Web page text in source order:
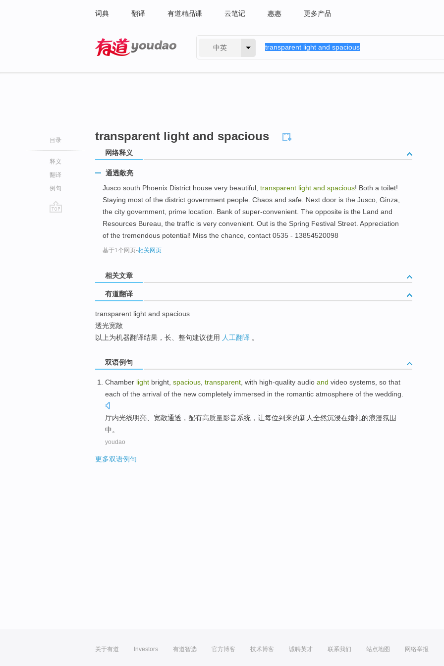
词典 翻译 有道精品课 云笔记 惠惠 更多产品
中英
目录
释义
翻译
例句
transparent light and spacious
网络释义
通透敞亮
Jusco south Phoenix District house very beautiful, transparent light and spacious! Both a toilet!
Staying most of the district government people. Chaos and safe. Next door is the Jusco, Ginza,
the city government, prime location. Bank of super-convenient. The opposite is the Land and
Resources Bureau, the traffic is very convenient. Out is the Spring Festival Street. Appreciation
of the tremendous potential! Miss the chance, contact 0535 - 13854520098
基于1个网页-相关网页
相关文章
有道翻译
transparent light and spacious
透光宽敞
以上为机器翻译结果，长、整句建议使用 人工翻译 。
双语例句
Chamber light bright spacious transparent with high-quality audio and video systems so that
each of the arrival of the new completely immersed in the romantic atmosphere of the wedding.
厅内光线明亮 宽敞通透 ， 配有高质量影音系统 ， 让每位到来的新人全然沉浸在婚礼的浪漫氛围
中 。
youdao
更多双语例句
关于有道 Investors 有道智选 官方博客 技术博客 诚聘英才 联系我们 站点地图 网络举报